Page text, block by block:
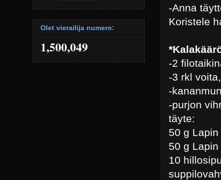
-Anna
Koristele
-2
-3 rkl voita,
-
-purjon
täyte:
50 g
50 g
10
Olet vierailija numero:
1,500,049